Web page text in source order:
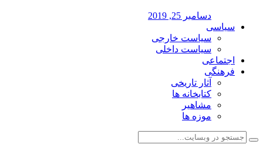
دسامبر 25, 2019
سیاسی
سیاست خارجی
سیاست داخلی
اجتماعی
فرهنگی
آثار تاریخی
کتابخانه ها
مشاهیر
موزه ها